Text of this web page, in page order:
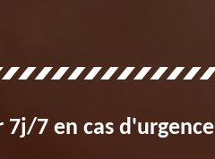
7 en cas d'urgence